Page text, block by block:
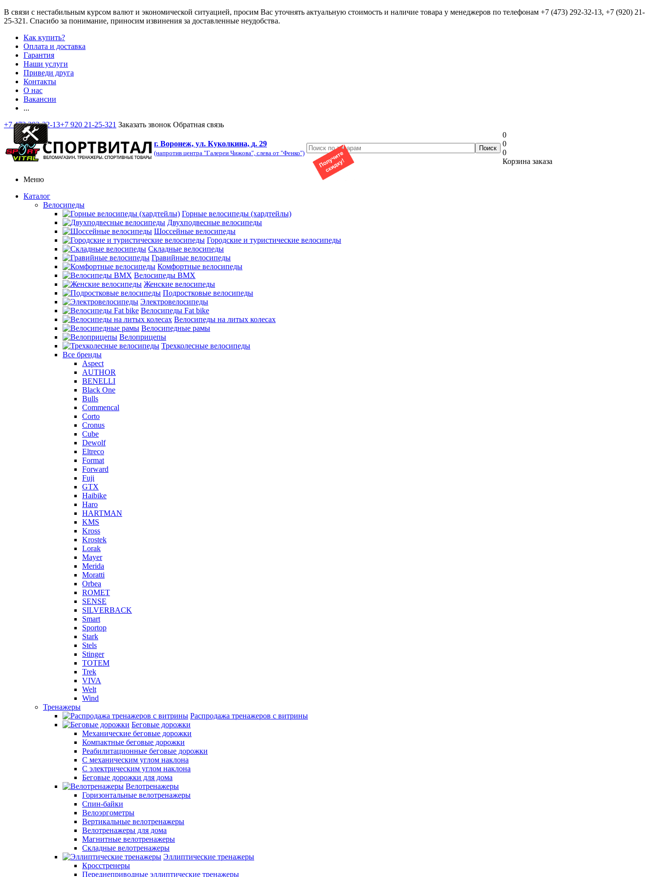
В связи с нестабильным курсом валют и экономической ситуацией, просим Вас уточнять актуальную стоимость и наличие товара у менеджеров по телефонам +7 (473) 292-32-13, +7 (920) 21-
25-321 . Спасибо за понимание, приносим извинения за доставленные неудобства.
Как купить?
Оплата и доставка
Гарантия
Наши услуги
Приведи друга
Контакты
О нас
Вакансии
...
+7 473 292-32-13+7 920 21-25-321 Заказать звонок Обратная связь
г. Воронеж, ул. Куколкина, д. 29
(напротив центра "Галереи Чижова", слева от "Фенко")
0
0
0
Корзина заказа
Меню
Каталог
Велосипеды
Горные велосипеды (хардтейлы)
Двухподвесные велосипеды
Шоссейные велосипеды
Городские и туристические велосипеды
Складные велосипеды
Гравийные велосипеды
Комфортные велосипеды
Велосипеды BMX
Женские велосипеды
Подростковые велосипеды
Электровелосипеды
Велосипеды Fat bike
Велосипеды на литых колесах
Велосипедные рамы
Велоприцепы
Трехколесные велосипеды
Все бренды
Aspect
AUTHOR
BENELLI
Black One
Bulls
Commencal
Corto
Cronus
Cube
Dewolf
Eltreco
Format
Forward
Fuji
GTX
Haibike
Haro
HARTMAN
KMS
Kross
Krostek
Lorak
Mayer
Merida
Moratti
Orbea
ROMET
SENSE
SILVERBACK
Smart
Sportop
Stark
Stels
Stinger
TOTEM
Trek
VIVA
Welt
Wind
Тренажеры
Распродажа тренажеров с витрины
Беговые дорожки
Механические беговые дорожки
Компактные беговые дорожки
Реабилитационные беговые дорожки
С механическим углом наклона
С электрическим углом наклона
Беговые дорожки для дома
Велотренажеры
Горизонтальные велотренажеры
Спин-байки
Велоэргометры
Вертикальные велотренажеры
Велотренажеры для дома
Магнитные велотренажеры
Складные велотренажеры
Эллиптические тренажеры
Кросстренеры
Переднеприводные эллиптические тренажеры